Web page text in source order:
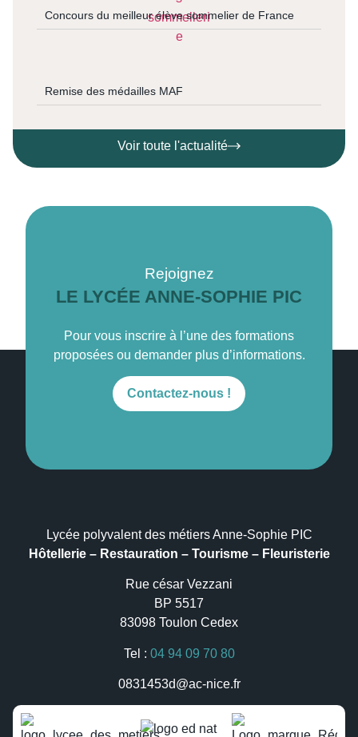
Concours du meilleur élève sommelier de France
Remise des médailles MAF
Voir toute l'actualité
Rejoignez
LE LYCÉE ANNE-SOPHIE PIC
Pour vous inscrire à l’une des formations
proposées ou demander plus d’informations.
Contactez-nous !
Lycée polyvalent des métiers Anne-Sophie PIC
Hôtellerie – Restauration – Tourisme – Fleuristerie
Rue césar Vezzani
BP 5517
83098 Toulon Cedex
Tel : 04 94 09 70 80
0831453d@ac-nice.fr